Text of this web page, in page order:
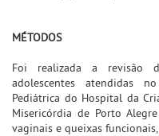
MÉTODOS
Foi realizada a revisão
adolescentes atendidas
Pediátrica do Hospital da
Misericórdia de Porto
vaginais e queixas